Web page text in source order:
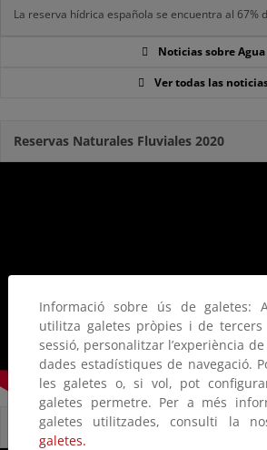
La reserva hídrica española se encuentra al 67%
Noticias sobre Agua
Ver todas las
Reservas Naturales Fluviales 2020
Reservas Naturales Fluviales
Informació sobre ús de galetes:
utilitza galetes pròpies i de
sessió, personalitzar l’experiència
dades estadístiques de navegació.
les galetes o, si vol, pot
galetes permetre. Per a més
galetes utilitzades, consulti la
galetes.